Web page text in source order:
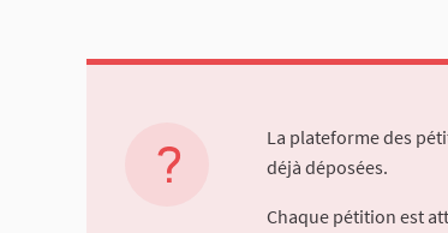
La plateforme des
déjà déposées.
Chaque pétition est